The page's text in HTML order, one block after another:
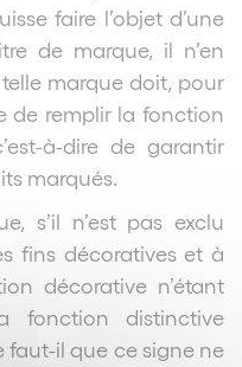
faire l’objet d’une
de marque, il n’en
marque doit, pour
de remplir la fonction
à-dire de garantir
marqués.
s’il n’est pas exclu
fins décoratives et à
décorative n’étant
fonction distinctive
faut-il que ce signe ne